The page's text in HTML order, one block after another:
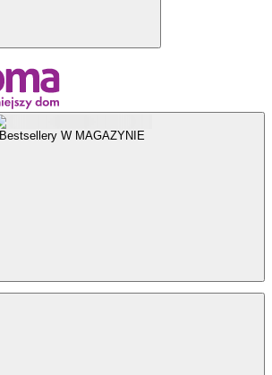
Bestsellery W MAGAZYNIE